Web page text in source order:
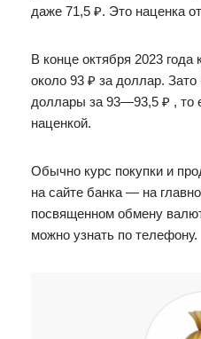
даже 71,5 ₽. Это наценка
В конце октября 2023
около 93 ₽ за доллар.
доллары за 93—93,5 ₽ , то
наценкой.
Обычно курс покупки и
на сайте банка — на
посвященном обмену
можно узнать по телефону.